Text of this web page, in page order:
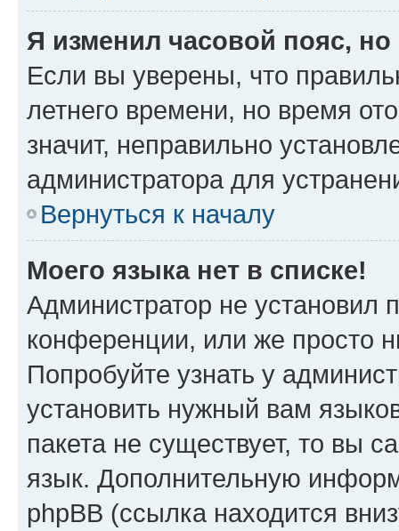
Я изменил часовой пояс,
Если вы уверены, что
летнего времени, но время
значит, неправильно
администратора для
Вернуться к началу
Моего языка нет в списке!
Администратор не установил
конференции, или же просто
Попробуйте узнать у
установить нужный вам
пакета не существует, то вы
язык. Дополнительную
phpBB (ссылка находится